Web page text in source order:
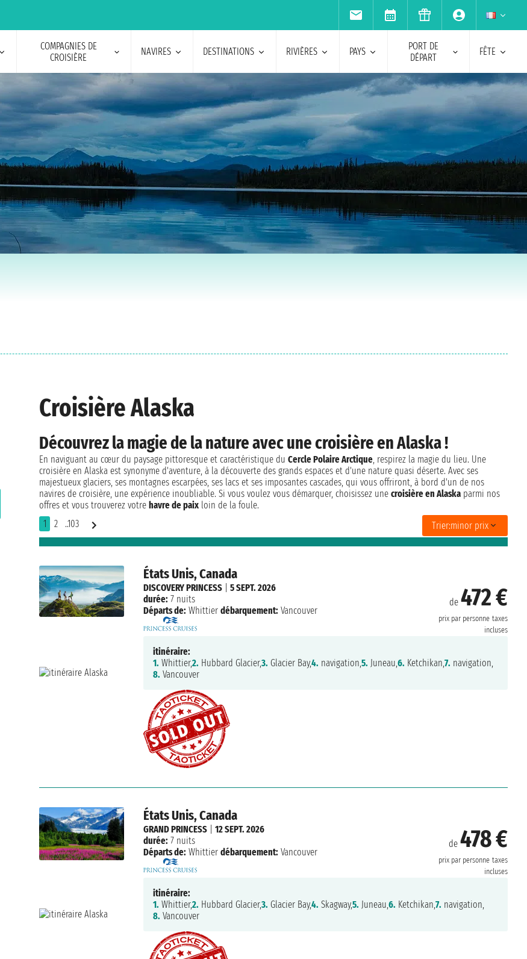
COMPAGNIES DE
CROISIÈRE
NAVIRES DESTINATIONS RIVIÈRES PAYS
PORT DE
DÉPART
FÊTE
Croisière Alaska
Découvrez la magie de la nature avec une croisière en Alaska !
En naviguant au cœur du paysage pittoresque et caractéristique duCercle Polaire Arctique, respirez la magie du lieu. Une
croisière en Alaska est synonyme d'aventure, à la découverte des grands espaces et d'une nature quasi déserte. Avec ses
majestueux glaciers, ses montagnes escarpées, ses lacs et ses imposantes cascades, qui vous offriront, à bord d'un de nos
navires de croisière, une expérience inoubliable. Si vous voulez vous démarquer, choisissez unecroisière en Alaska parmi nos
offres et vous trouverez votre havre de paix loin de la foule.
1
2 ..103 Trier:minor prix
États Unis, Canada
de 472 €
prix par personne taxes
incluses
DISCOVERY PRINCESS |5 SEPT. 2026
durée: 7 nuits
Départs de: Whittier débarquement: Vancouver
itinéraire:
1. Whittier,2. Hubbard Glacier,3. Glacier Bay,4. navigation,5. Juneau,6. Ketchikan,7. navigation,
8. Vancouver
États Unis, Canada
de 478 €
prix par personne taxes
incluses
GRAND PRINCESS |12 SEPT. 2026
durée: 7 nuits
Départs de: Whittier débarquement: Vancouver
itinéraire:
1. Whittier,2. Hubbard Glacier,3. Glacier Bay,4. Skagway,5. Juneau,6. Ketchikan,7. navigation,
8. Vancouver